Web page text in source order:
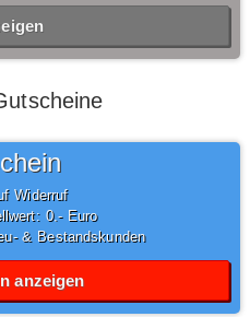
Widerruf
0,- Euro
& Bestandskunden
anzeigen